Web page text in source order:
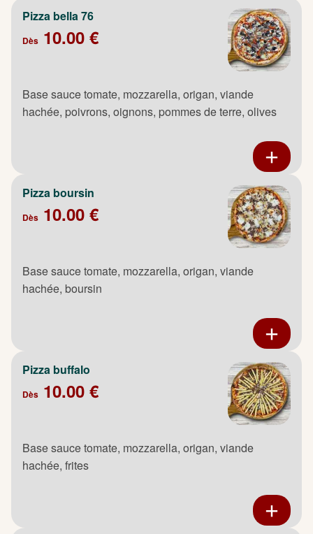
Pizza bella 76
Dès 10.00 €
Base sauce tomate, mozzarella, origan, viande
hachée, poivrons, oignons, pommes de terre, olives
Pizza boursin
Dès 10.00 €
Base sauce tomate, mozzarella, origan, viande
hachée, boursin
Pizza buffalo
Dès 10.00 €
Base sauce tomate, mozzarella, origan, viande
hachée, frites